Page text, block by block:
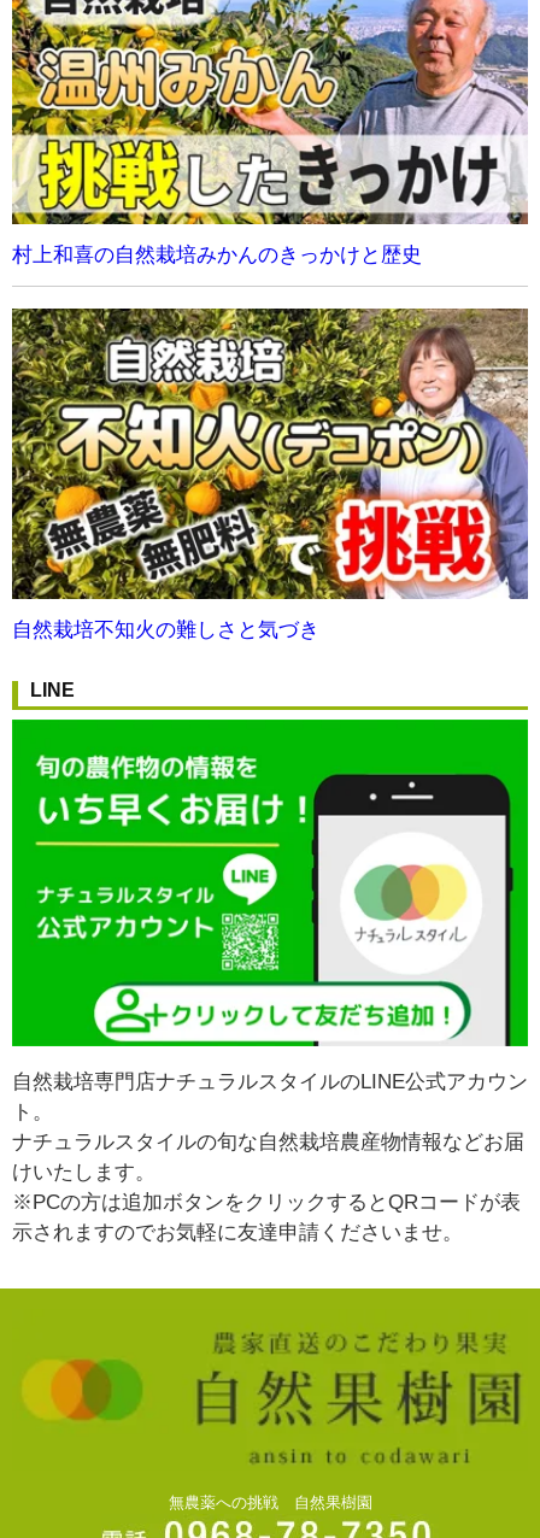
村上和喜の自然栽培みかんのきっかけと歴史
自然栽培不知火の難しさと気づき
LINE
自然栽培専門店ナチュラルスタイルのLINE公式アカウン
ト。
ナチュラルスタイルの旬な自然栽培農産物情報などお届
けいたします。
※PCの方は追加ボタンをクリックするとQRコードが表
示されますのでお気軽に友達申請くださいませ。
無農薬への挑戦 自然果樹園